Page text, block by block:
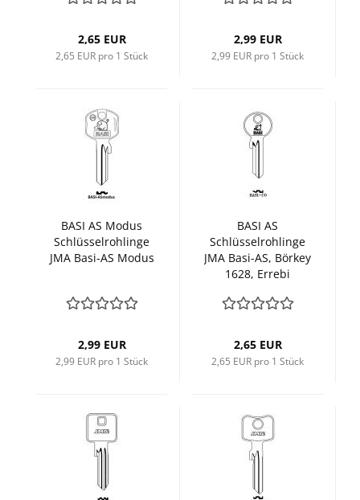
2,65 EUR
2,65 EUR pro 1 Stück
2,99 EUR
2,99 EUR pro 1 Stück
BASI AS Modus
Schlüsselrohlinge
JMA Basi-AS Modus
2,99 EUR
2,99 EUR pro 1 Stück
BASI AS
Schlüsselrohlinge
JMA Basi-AS, Börkey
1628, Errebi
2,65 EUR
2,65 EUR pro 1 Stück